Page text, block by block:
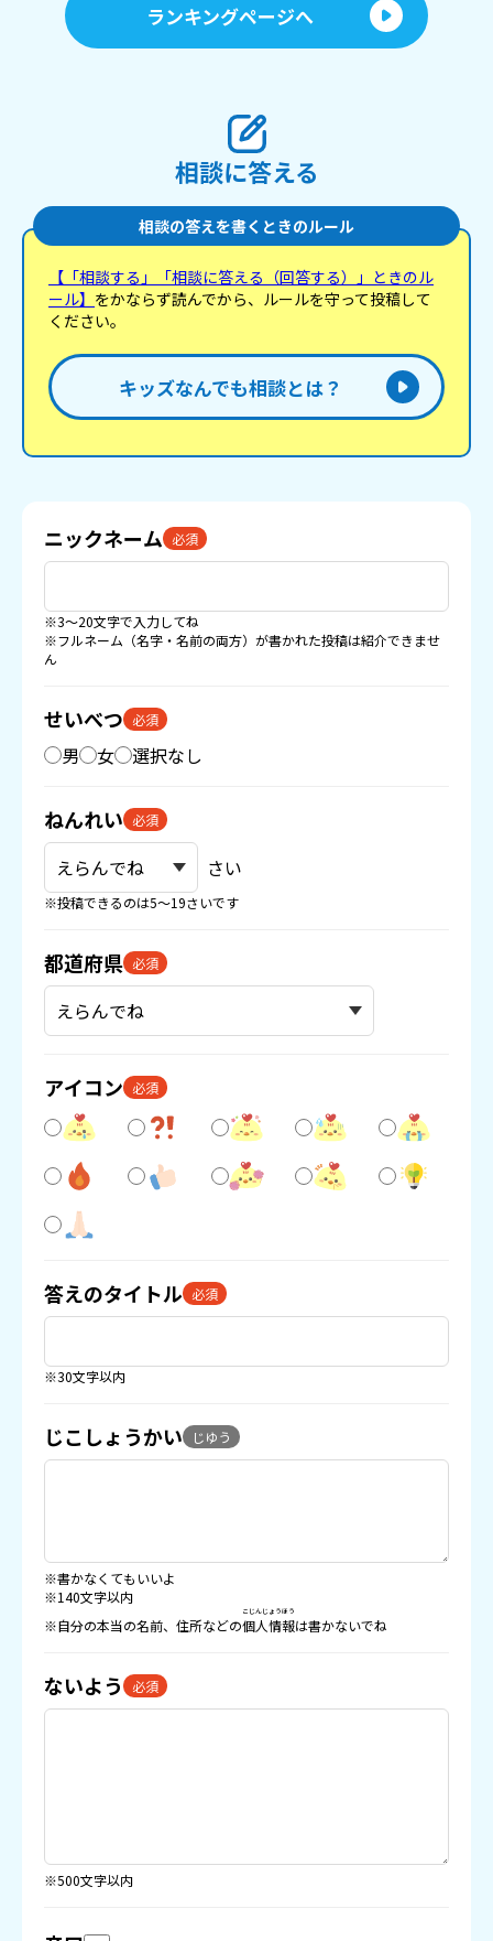
ランキングページへ
相談に答える
相談の答えを書くときのルール
【「相談する」「相談に答える（回答する）」ときのル
ール】 をかならず読んでから、ルールを守って投稿して
ください。
キッズなんでも相談とは？
ニックネーム 必須
※3〜20文字で入力してね
※フルネーム（名字・名前の両方）が書かれた投稿は紹介できませ
ん
せいべつ 必須
男 女 選択なし
ねんれい 必須
さい
※投稿できるのは5〜19さいです
都道府県 必須
アイコン 必須
答えのタイトル 必須
※30文字以内
じこしょうかい じゆう
※書かなくてもいいよ
※140文字以内
※自分の本当の名前、住所などの個人情報
こじんじょうほう
は書かないでね
ないよう 必須
※500文字以内